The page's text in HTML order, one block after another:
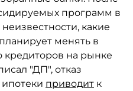
программ в
какие
менять в
кредиторов на рынке
"ДП", отказ
приводит к